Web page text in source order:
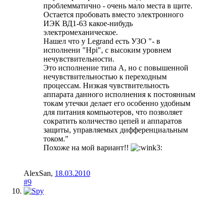
проблемматично - очень мало места в щите.
Остается пробовать вместо электронного
ИЭК ВД1-63 какое-нибудь
электромеханическое.
Нашел что у Legrand есть УЗО "- в
исполнени "Hpi", с высоким уровнем
нечувствительности.
Это исполнение типа А, но с повышенной
нечувствительностью к переходным
процессам. Низкая чувствительность
аппарата данного исполнения к постоянным
токам утечки делает его особенно удобным
для питания компьютеров, что позволяет
сократить количество цепей и аппаратов
защиты, управляемых дифференциальным
током."
Похоже на мой вариант!!
AlexSan, 18.03.2010
#9